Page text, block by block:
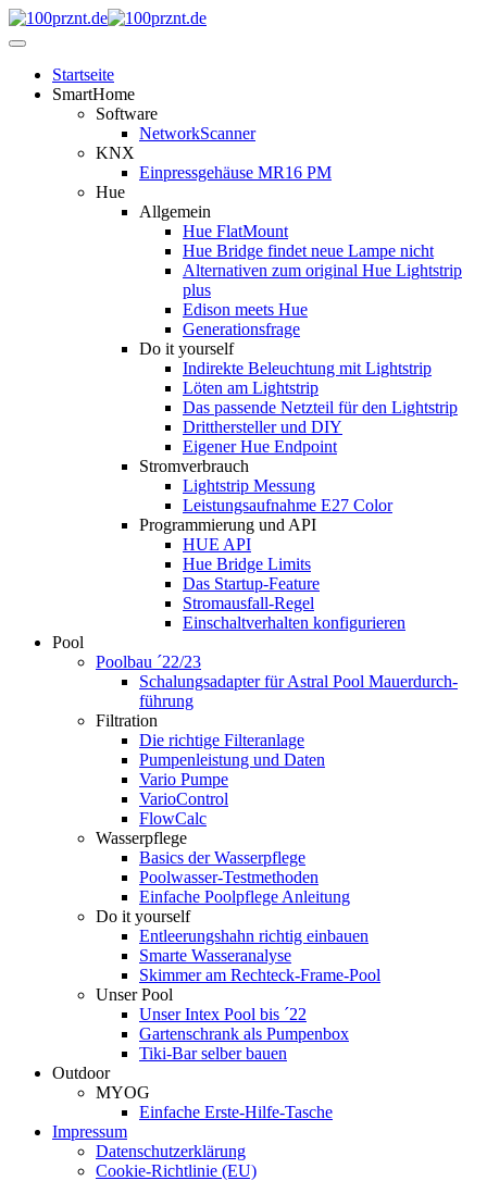
Startseite
SmartHome
Software
NetworkScanner
KNX
Einpressgehäuse MR16 PM
Hue
Allgemein
Hue FlatMount
Hue Bridge findet neue Lampe nicht
Alternativen zum original Hue Lightstrip
plus
Edison meets Hue
Generationsfrage
Do it yourself
Indirekte Beleuchtung mit Lightstrip
Löten am Lightstrip
Das passende Netzteil für den Lightstrip
Dritthersteller und DIY
Eigener Hue Endpoint
Stromverbrauch
Lightstrip Messung
Leistungsaufnahme E27 Color
Programmierung und API
HUE API
Hue Bridge Limits
Das Startup-Feature
Stromausfall-Regel
Einschaltverhalten konfigurieren
Pool
Poolbau ´22/23
Schalungs­adapter für Astral Pool Mauer­durch­
führung
Filtration
Die richtige Filter­anlage
Pumpenleistung und Daten
Vario Pumpe
Vario­Control
FlowCalc
Wasserpflege
Basics der Wasserpflege
Poolwasser-Testmethoden
Einfache Poolpflege Anleitung
Do it yourself
Ent­leerungs­hahn richtig einbauen
Smarte Wasseranalyse
Skimmer am Rechteck-Frame-Pool
Unser Pool
Unser Intex Pool bis ´22
Gartenschrank als Pumpenbox
Tiki-Bar selber bauen
Outdoor
MYOG
Einfache Erste-Hilfe-Tasche
Impressum
Datenschutzerklärung
Cookie-Richtlinie (EU)